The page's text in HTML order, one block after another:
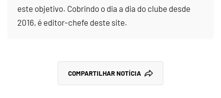
este objetivo. Cobrindo o dia a dia do clube desde
2016, é editor-chefe deste site.
COMPARTILHAR NOTÍCIA